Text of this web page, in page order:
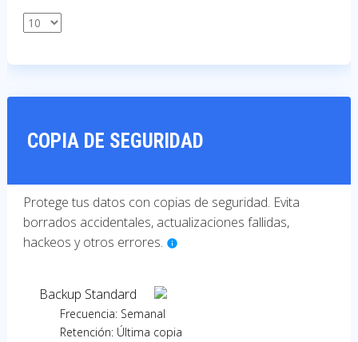
COPIA DE SEGURIDAD
Protege tus datos con copias de seguridad. Evita
borrados accidentales, actualizaciones fallidas,
hackeos y otros errores. info
Backup Standard
Frecuencia: Semanal
Retención: Última copia